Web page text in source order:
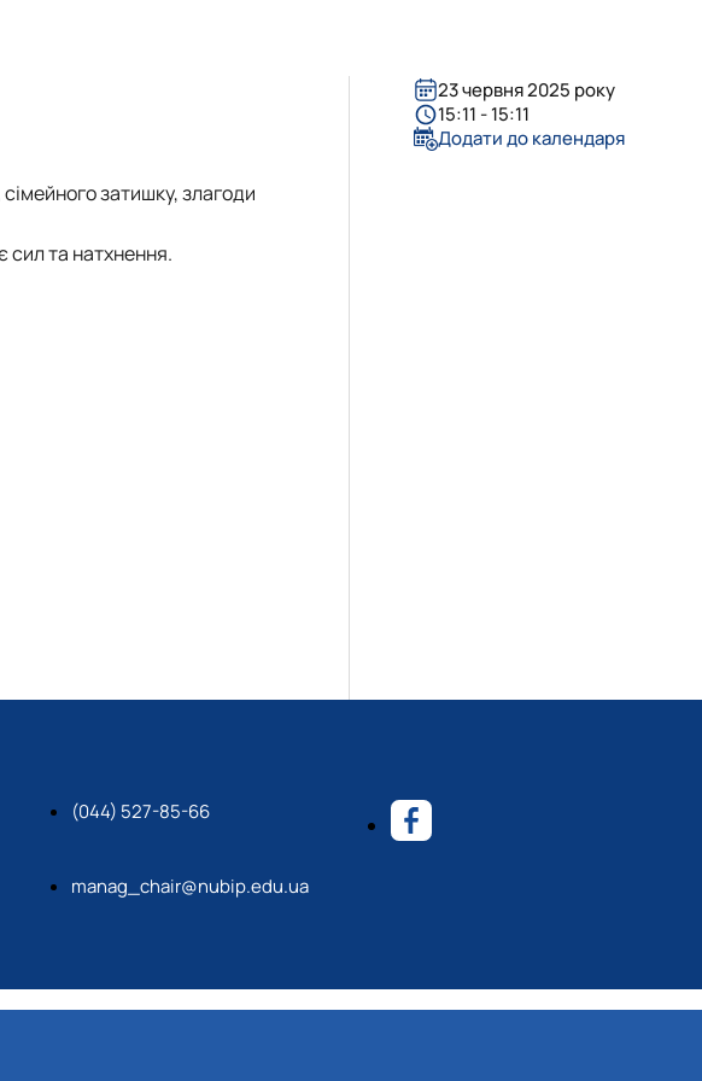
Гудзинського «Управління соціально-економічними системами»
затишку, злагоди
сил та натхнення.
23 червня 2025 року
15:11 - 15:11
Додати до календаря
(044) 527-85-66
manag_chair@nubip.edu.ua